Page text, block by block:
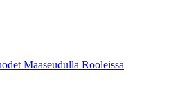
Maaseudulla Rooleissa